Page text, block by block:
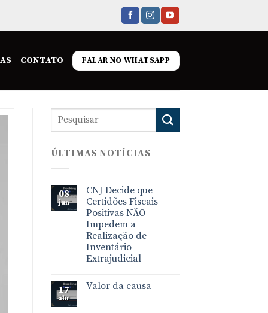
CONTATO FALAR NO WHATSAPP
ÚLTIMAS NOTÍCIAS
08
jun
CNJ Decide que
Certidões Fiscais
Positivas NÃO
Impedem a
Realização de
Inventário
Extrajudicial
17
abr
Valor da causa